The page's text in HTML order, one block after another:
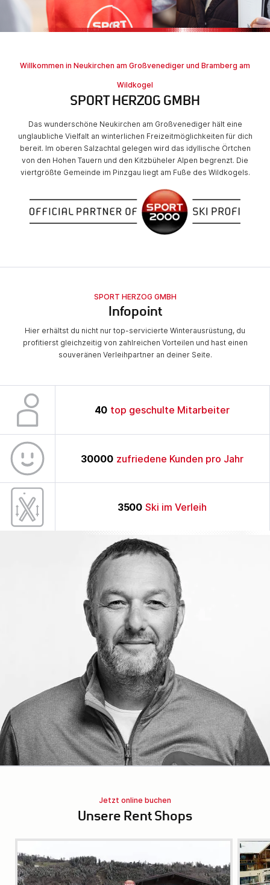
Willkommen in Neukirchen am Großvenediger und Bramberg am
Wildkogel
SPORT HERZOG GMBH
Das wunderschöne Neukirchen am Großvenediger hält eine
unglaubliche Vielfalt an winterlichen Freizeitmöglichkeiten für dich
bereit. Im oberen Salzachtal gelegen wird das idyllische Örtchen
von den Hohen Tauern und den Kitzbüheler Alpen begrenzt. Die
viertgrößte Gemeinde im Pinzgau liegt am Fuße des Wildkogels.
SPORT HERZOG GMBH
Infopoint
Hier erhältst du nicht nur top-servicierte Winterausrüstung, du
profitierst gleichzeitig von zahlreichen Vorteilen und hast einen
souveränen Verleihpartner an deiner Seite.
40 top geschulte Mitarbeiter
30000 zufriedene Kunden pro Jahr
3500 Ski im Verleih
Jetzt online buchen
Unsere Rent Shops